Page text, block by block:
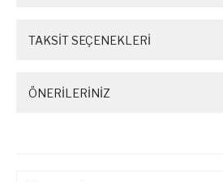
TAKSİT SEÇENEKLERİ
ÖNERİLERİNİZ